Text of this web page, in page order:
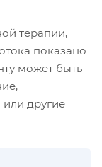
терапии,
показано
может быть
другие